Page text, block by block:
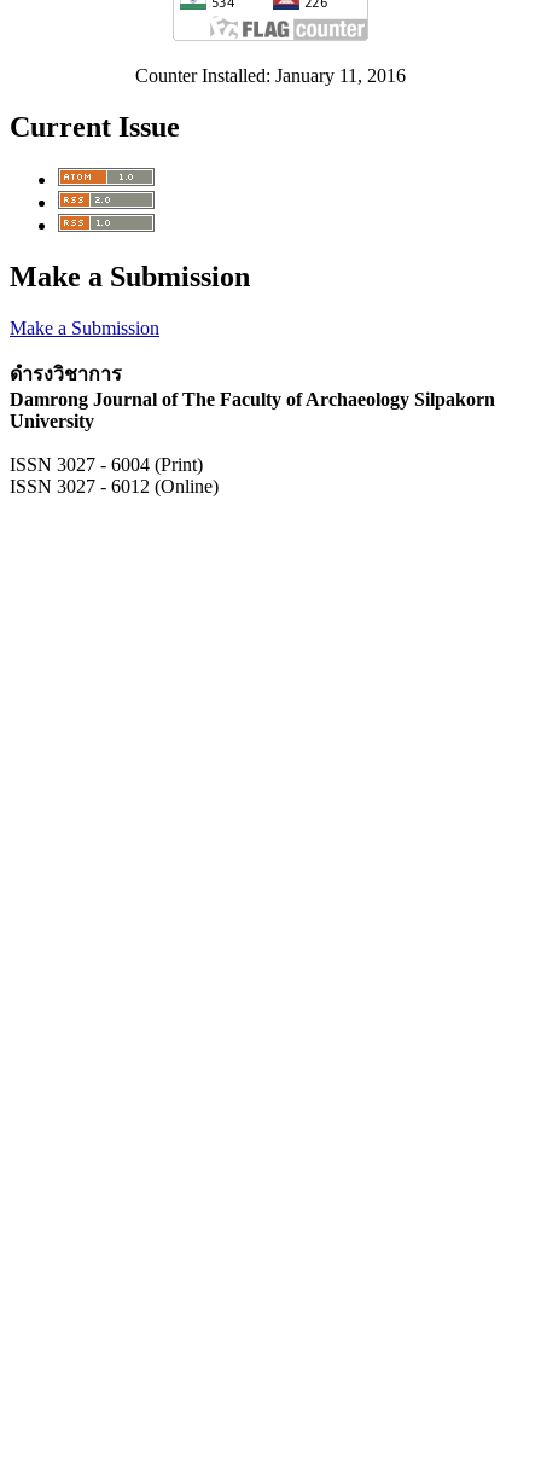
Counter Installed: January 11, 2016
Current Issue
Make a Submission
Make a Submission
ดำรงวิชาการ
Damrong Journal of The Faculty of Archaeology Silpakorn
University
ISSN 3027 - 6004 (Print)
ISSN 3027 - 6012 (Online)